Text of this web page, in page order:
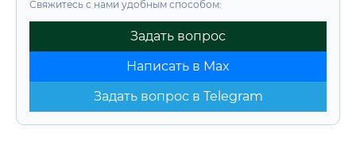
Свяжитесь с нами удобным способом:
Задать вопрос
Написать в Max
Задать вопрос в Telegram